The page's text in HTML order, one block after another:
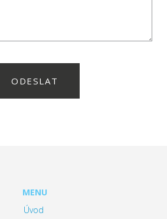
ODESLAT
MENU
Úvod